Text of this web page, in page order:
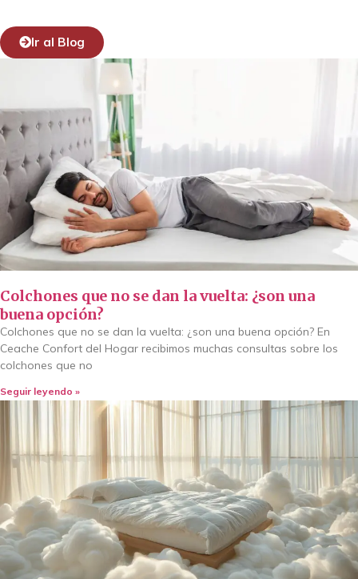
Ir al Blog
Colchones que no se dan la vuelta: ¿son una
buena opción?
Colchones que no se dan la vuelta: ¿son una buena opción? En
Ceache Confort del Hogar recibimos muchas consultas sobre los
colchones que no
Seguir leyendo »